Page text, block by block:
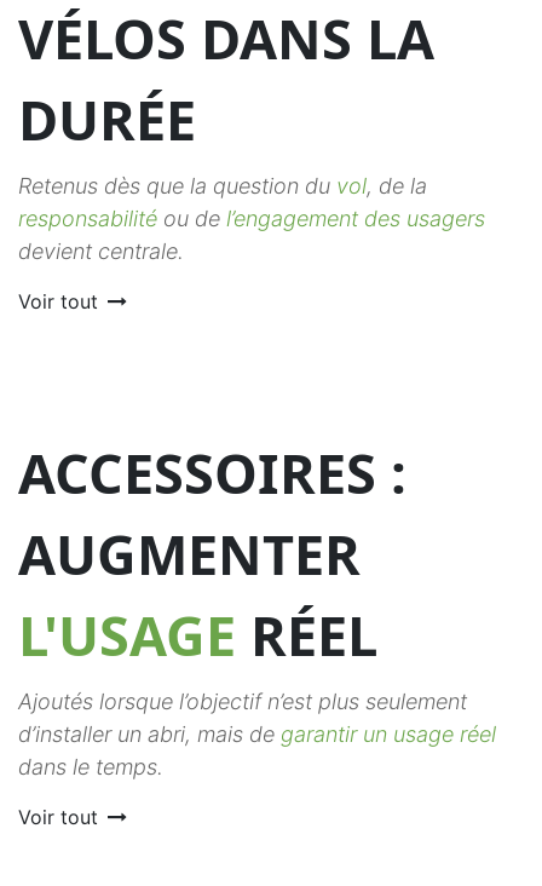
VÉLOS DANS LA
DURÉE
Retenus dès que la question du vol, de la
responsabilité ou de l’engagement des usagers
devient centrale.
Voir tout
ACCESSOIRES :
AUGMENTER
L'USAGE RÉEL
Ajoutés lorsque l’objectif n’est plus seulement
d’installer un abri, mais de garantir un usage réel
dans le temps.
Voir tout